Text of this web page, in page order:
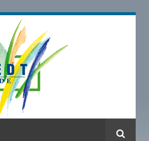
Suche